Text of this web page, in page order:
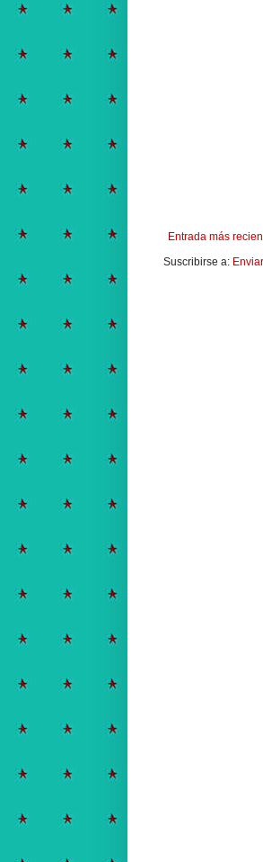
Entrada más
Suscribirse a: